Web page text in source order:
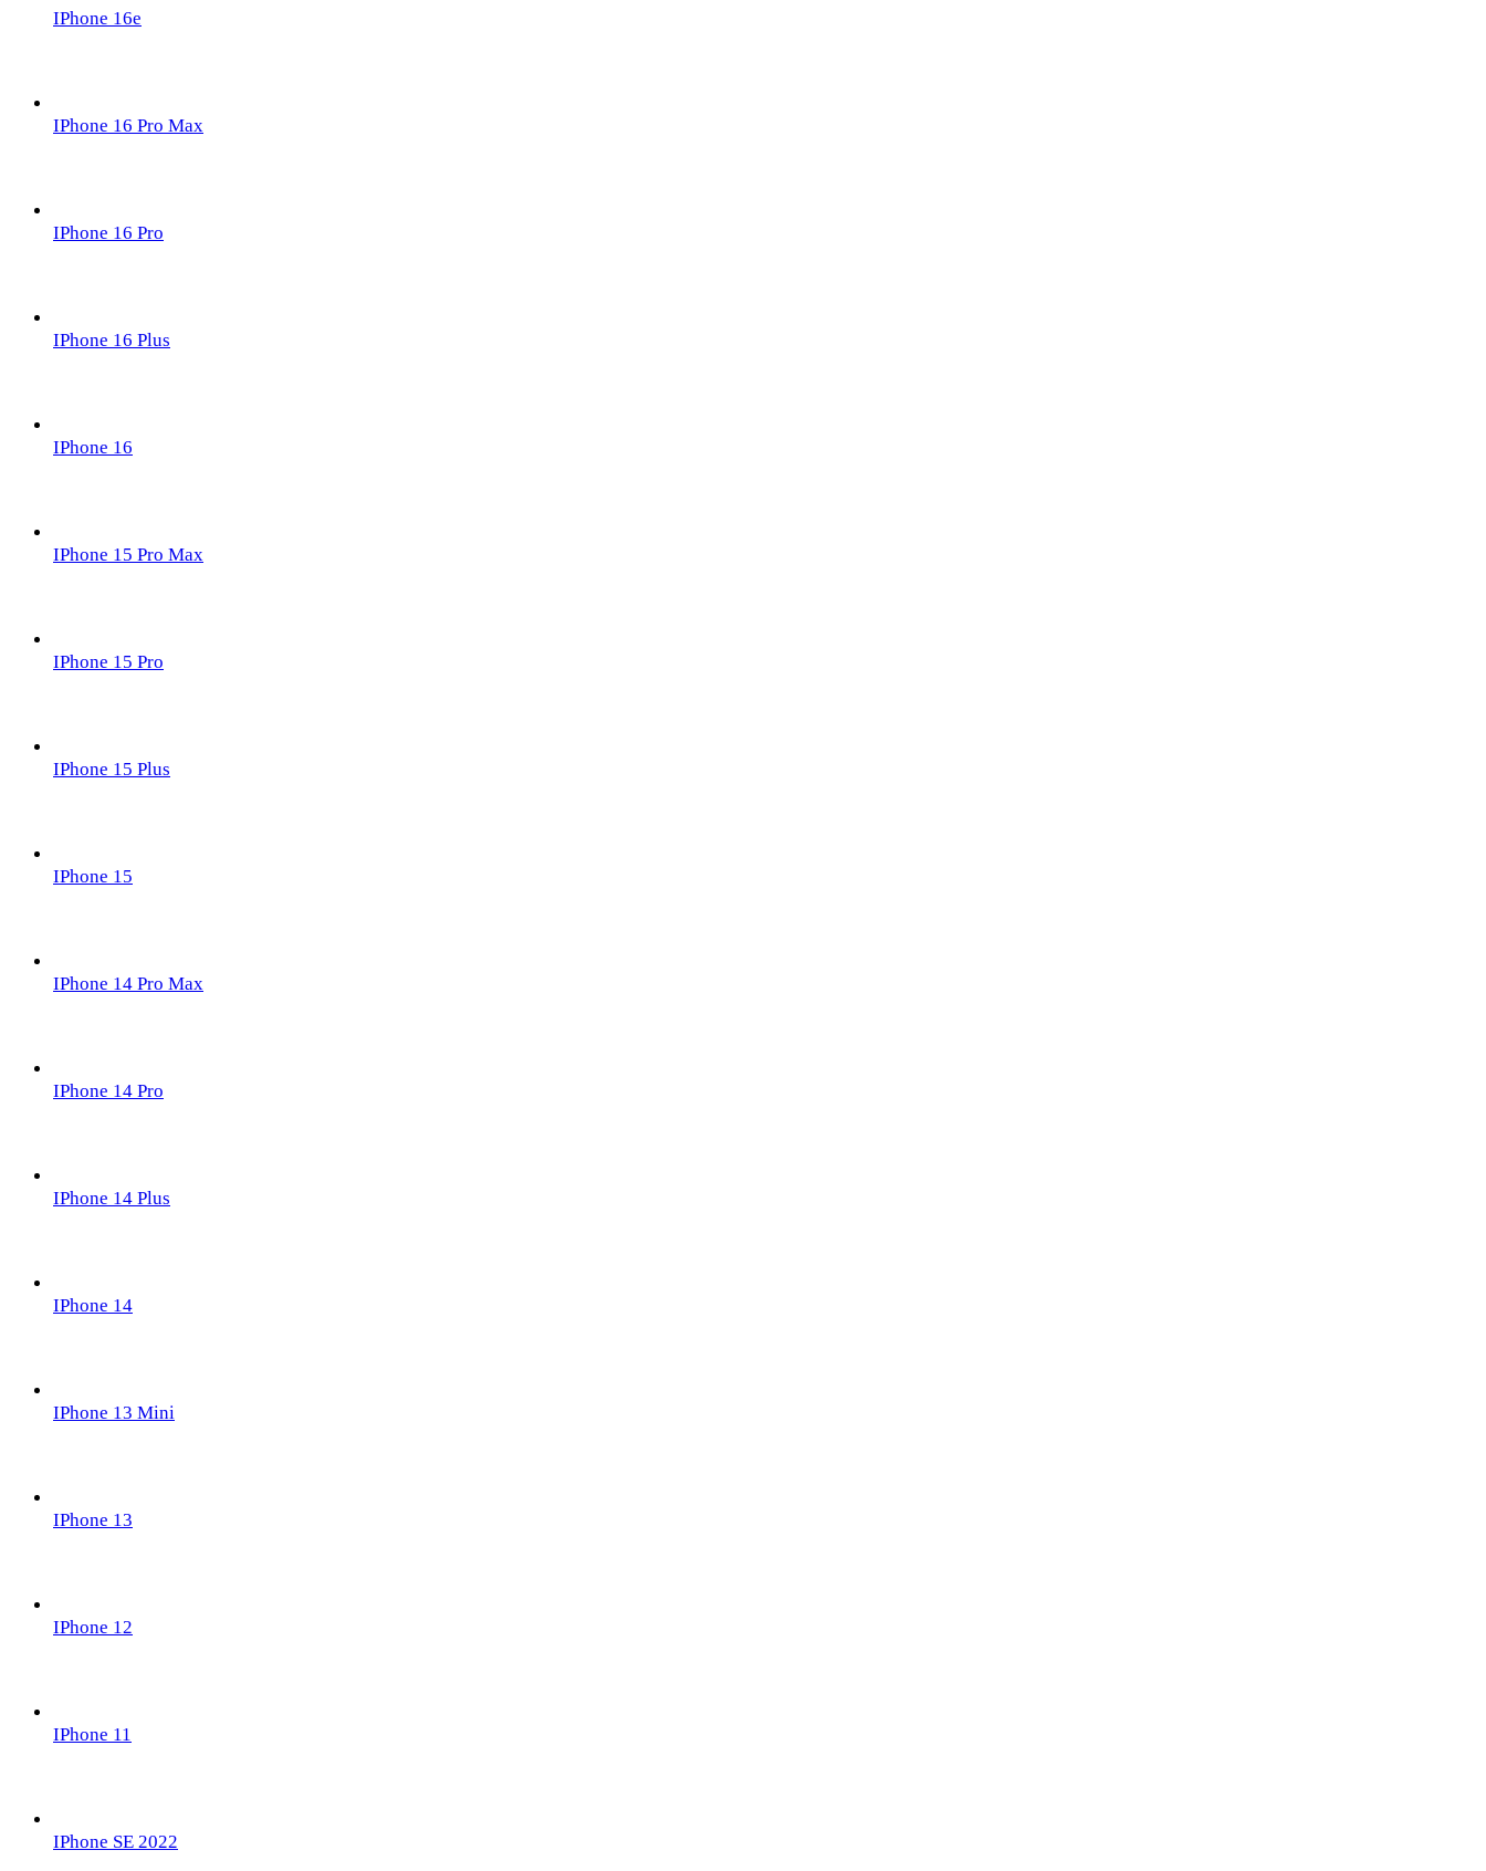
IPhone 16e
IPhone 16 Pro Max
IPhone 16 Pro
IPhone 16 Plus
IPhone 16
IPhone 15 Pro Max
IPhone 15 Pro
IPhone 15 Plus
IPhone 15
IPhone 14 Pro Max
IPhone 14 Pro
IPhone 14 Plus
IPhone 14
IPhone 13 Mini
IPhone 13
IPhone 12
IPhone 11
IPhone SE 2022